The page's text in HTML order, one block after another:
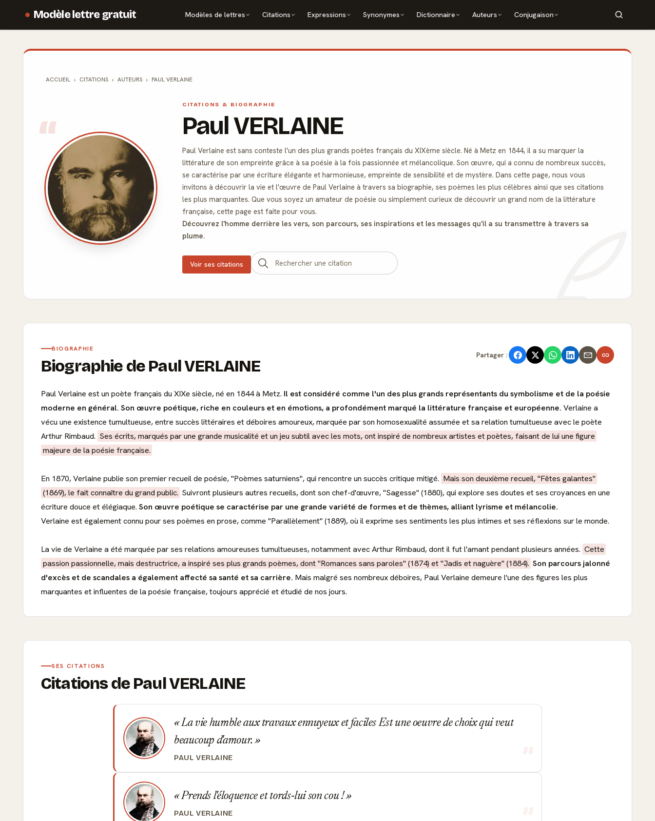
Modèle lettre gratuit Modèles de lettres Citations Expressions Synonymes Dictionnaire Auteurs Conjugaison
ACCUEIL CITATIONS AUTEURS PAUL VERLAINE
CITATIONS & BIOGRAPHIE
Paul VERLAINE
Paul Verlaine est sans conteste l'un des plus grands poètes français du XIXème siècle. Né à Metz en 1844, il a su marquer la
littérature de son empreinte grâce à sa poésie à la fois passionnée et mélancolique. Son œuvre, qui a connu de nombreux succès,
se caractérise par une écriture élégante et harmonieuse, empreinte de sensibilité et de mystère. Dans cette page, nous vous
invitons à découvrir la vie et l'œuvre de Paul Verlaine à travers sa biographie, ses poèmes les plus célèbres ainsi que ses citations
les plus marquantes. Que vous soyez un amateur de poésie ou simplement curieux de découvrir un grand nom de la littérature
française, cette page est faite pour vous.
Découvrez l'homme derrière les vers, son parcours, ses inspirations et les messages qu'il a su transmettre à travers sa
plume.
Voir ses citations
BIOGRAPHIE
Biographie de Paul VERLAINE
Partager :
Paul Verlaine est un poète français du XIXe siècle, né en 1844 à Metz. Il est considéré comme l'un des plus grands représentants du symbolisme et de la poésie
moderne en général. Son œuvre poétique, riche en couleurs et en émotions, a profondément marqué la littérature française et européenne. Verlaine a
vécu une existence tumultueuse, entre succès littéraires et déboires amoureux, marquée par son homosexualité assumée et sa relation tumultueuse avec le poète
Arthur Rimbaud. Ses écrits, marqués par une grande musicalité et un jeu subtil avec les mots, ont inspiré de nombreux artistes et poètes, faisant de lui une figure
majeure de la poésie française.
En 1870, Verlaine publie son premier recueil de poésie, "Poèmes saturniens", qui rencontre un succès critique mitigé. Mais son deuxième recueil, "Fêtes galantes"
(1869), le fait connaître du grand public. Suivront plusieurs autres recueils, dont son chef-d'œuvre, "Sagesse" (1880), qui explore ses doutes et ses croyances en une
écriture douce et élégiaque. Son œuvre poétique se caractérise par une grande variété de formes et de thèmes, alliant lyrisme et mélancolie.
Verlaine est également connu pour ses poèmes en prose, comme "Parallèlement" (1889), où il exprime ses sentiments les plus intimes et ses réflexions sur le monde.
La vie de Verlaine a été marquée par ses relations amoureuses tumultueuses, notamment avec Arthur Rimbaud, dont il fut l'amant pendant plusieurs années. Cette
passion passionnelle, mais destructrice, a inspiré ses plus grands poèmes, dont "Romances sans paroles" (1874) et "Jadis et naguère" (1884). Son parcours jalonné
d'excès et de scandales a également affecté sa santé et sa carrière. Mais malgré ses nombreux déboires, Paul Verlaine demeure l'une des figures les plus
marquantes et influentes de la poésie française, toujours apprécié et étudié de nos jours.
SES CITATIONS
Citations de Paul VERLAINE
La vie humble aux travaux ennuyeux et faciles Est une oeuvre de choix qui veut
beaucoup d'amour.
PAUL VERLAINE
Prends l'éloquence et tords-lui son cou !
PAUL VERLAINE